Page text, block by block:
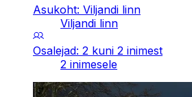
Asukoht: Viljandi linn
Viljandi linn
Osalejad: 2 kuni 2 inimest
2 inimesele